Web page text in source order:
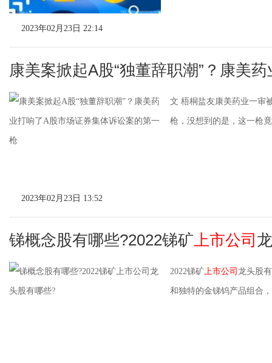
2023年02月23日 22:14
康美案掀起A股“独董辞职潮”？康美
文 梧桐盐友康美药业一审
枪，没想到的是，这一枪
2023年02月23日 13:52
锑概念股有哪些?2022锑矿 上市公司
2022锑矿上市公司 龙头股
和独特的金锑钨产品组合